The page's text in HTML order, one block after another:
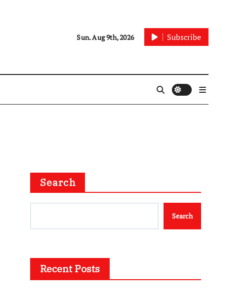
Sun. Aug 9th, 2026 Subscribe
Search
Search
Recent Posts